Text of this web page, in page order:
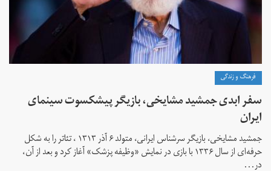
فرهنگ و زندگی
سفر ابدی جمشید مشایخی، بازیگر پیشکسوت سینمای
ایران
جمشید مشایخی، بازیگر سرشناس ایرانی، متولد ۶ آذر ۱۳۱۳ ، تئاتر را به شکل
حرفه‌ای از سال ۱۳۳۶ با بازی در نمایش «وظیفه پزشک» آغاز کرد و بعد از آن،
در...